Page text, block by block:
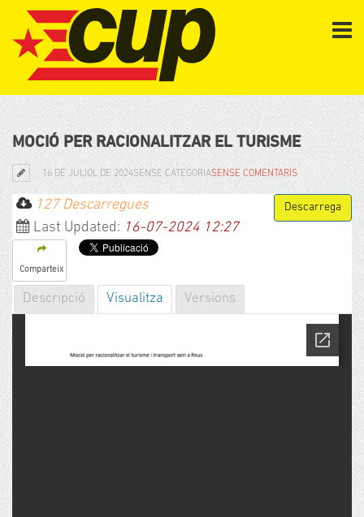
MOCIÓ PER RACIONALITZAR EL TURISME
16 DE JULIOL DE 2024SENSE CATEGORIASENSE COMENTARIS
127 Descarregues
Last Updated: 16-07-2024 12:27
Comparteix
Descripció Visualitza Versions